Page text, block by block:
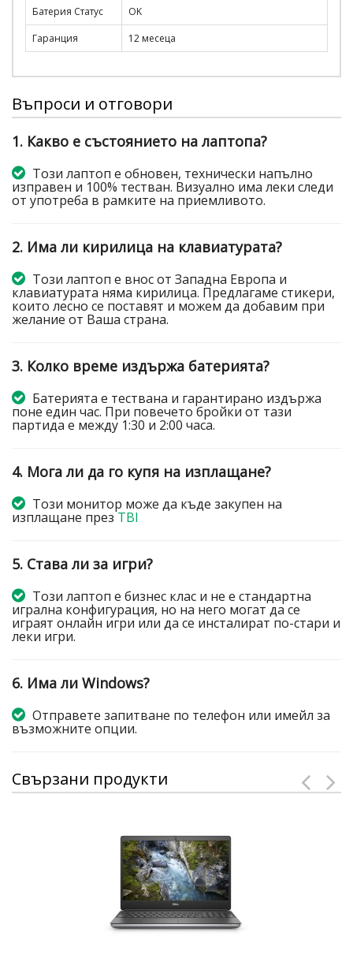
Батерия Статус
OK
Гаранция
12 месеца
Въпроси и отговори
1. Какво е състоянието на лаптопа?
Този лаптоп е обновен, технически напълно
изправен и 100% тестван. Визуално има леки следи
от употреба в рамките на приемливото.
2. Има ли кирилица на клавиатурата?
Този лаптоп е внос от Западна Европа и
клавиатурата няма кирилица. Предлагаме стикери,
които лесно се поставят и можем да добавим при
желание от Ваша страна.
3. Колко време издържа батерията?
Батерията е тествана и гарантирано издържа
поне един час. При повечето бройки от тази
партида е между 1:30 и 2:00 часа.
4. Мога ли да го купя на изплащане?
Този монитор може да къде закупен на
изплащане презTBI
5. Става ли за игри?
Този лаптоп е бизнес клас и не е стандартна
игрална конфигурация, но на него могат да се
играят онлайн игри или да се инсталират по-стари и
леки игри.
6. Има ли Windows?
Отправете запитване по телефон или имейл за
възможните опции.
Свързани продукти